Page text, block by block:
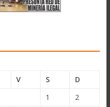
V S
D
1
2